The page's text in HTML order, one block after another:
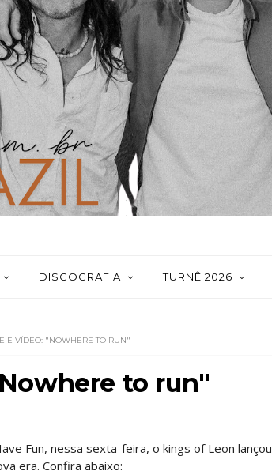
DISCOGRAFIA TURNÊ 2026
E VÍDEO: "NOWHERE TO RUN"
to run"
Fun, nessa sexta-feira, o kings of Leon lançou
era. Confira abaixo: